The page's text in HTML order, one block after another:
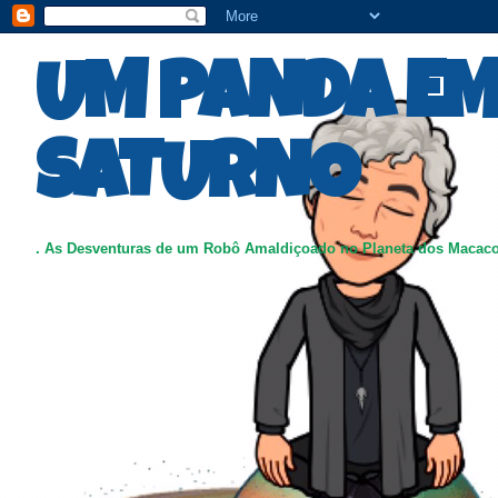
UM PANDA
SATURNO
. As Desventuras de um Robô Amaldiçoado no Planeta dos